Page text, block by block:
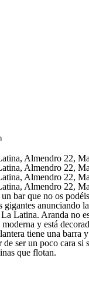
bar que no os
gigantes anunciando
Latina. Aranda no
y está
tiene una barra
ser un poco cara
que flotan.